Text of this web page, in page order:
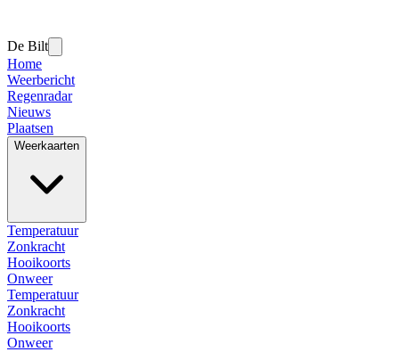
De Bilt
Home
Weerbericht
Regenradar
Nieuws
Plaatsen
Weerkaarten
Temperatuur
Zonkracht
Hooikoorts
Onweer
Temperatuur
Zonkracht
Hooikoorts
Onweer